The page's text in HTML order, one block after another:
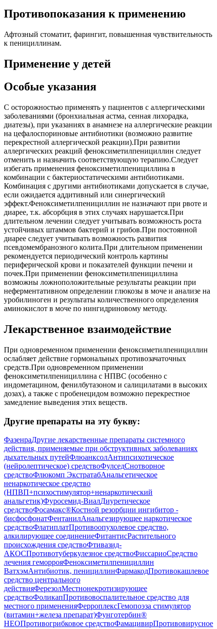
Противопоказания к применению
Афтозный стоматит, фарингит, повышенная чувствительность
к пенициллинам.
Применение у детей
Особые указания
С осторожностью применять у пациентов с аллергическими
заболеваниями (бронхиальная астма, сенная лихорадка,
диатезы), при указаниях в анамнезе на аллергические реакции
на цефалоспориновые антибиотики (возможно развитие
перекрестной аллергической реакции).При развитии
аллергических реакций феноксиметилпенициллин следует
отменить и назначить соответствующую терапию.Следует
избегать применения феноксиметилпенициллина в
комбинации с бактериостатическими антибиотиками.
Комбинация с другими антибиотиками допускается в случае,
если ожидается аддитивный или синергический
эффект.Феноксиметилпенициллин не назначают при рвоте и
диарее, т.к. абсорбция в этих случаях нарушается.При
длительном лечении следует учитывать возможность роста
устойчивых штаммов бактерий и грибов.При постоянной
диарее следует учитывать возможность развития
псевдомембранозного колита.При длительном применении
рекомендуется периодический контроль картины
периферической крови и показателей функции печени и
почек.При применении феноксиметилпенициллина
возможны ложноположительные результаты реакции при
неферментативном определении глюкозы в моче и анализе на
уробилиноген и результаты количественного определения
аминокислот в моче по нингидриновому методу.
Лекарственное взаимодействие
При одновременном применении феноксиметилпенициллин
ослабляет действие гормональных противозачаточных
средств.При одновременном применении
феноксиметилпенициллина с НПВС (особенно с
индометацином, фенилбутазоном и салицилатами в высоких
дозах), а также с пробенецидом возможно перекрестное
замедление выведения этих веществ.
Другие препараты на эту букву:
ФазенраДругие лекарственные препараты системного
действия, применяемые при обструктивных заболеваниях
дыхательных путейФлюанксолАнтипсихотическое
(нейролептическое) средствоФулседСнотворное
средствоФлюкомп ЭкстратабАнальгетическое
ненаркотическое средство
(НПВП+психостимулятор+ненаркотический
анальгетик)Фуросемид-ВиалДиуретическое
средствоФосамакс®Костной резорбции ингибитор -
бисфосфонатФентанилАнальгезирующее наркотическое
средствоФлатиплатПротивоопухолевое средство,
алкилирующее соединениеФитантисРастительного
происхождения средствоФтивазид-
АКОСПротивотуберкулезное средствоФиссариоСредство
лечения геморрояФеноксиметилпенициллин
ВатхэмАнтибиотик, пенициллинФармакодПротивокашлевое
средство центрального
действияФерезолМестнонекротизирующее
средствоФоликапПротивовоспалительное средство для
местного примененияФерроплексГемопоэза стимулятор
(витамин+железа препарат)Фунготербин®
НЕОПротивогрибковое средствоФамацивирПротивовирусное